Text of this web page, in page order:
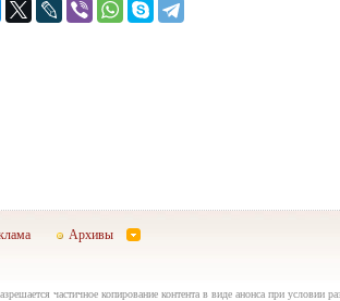
Архивы
частичное копирование контента в виде анонса при условии